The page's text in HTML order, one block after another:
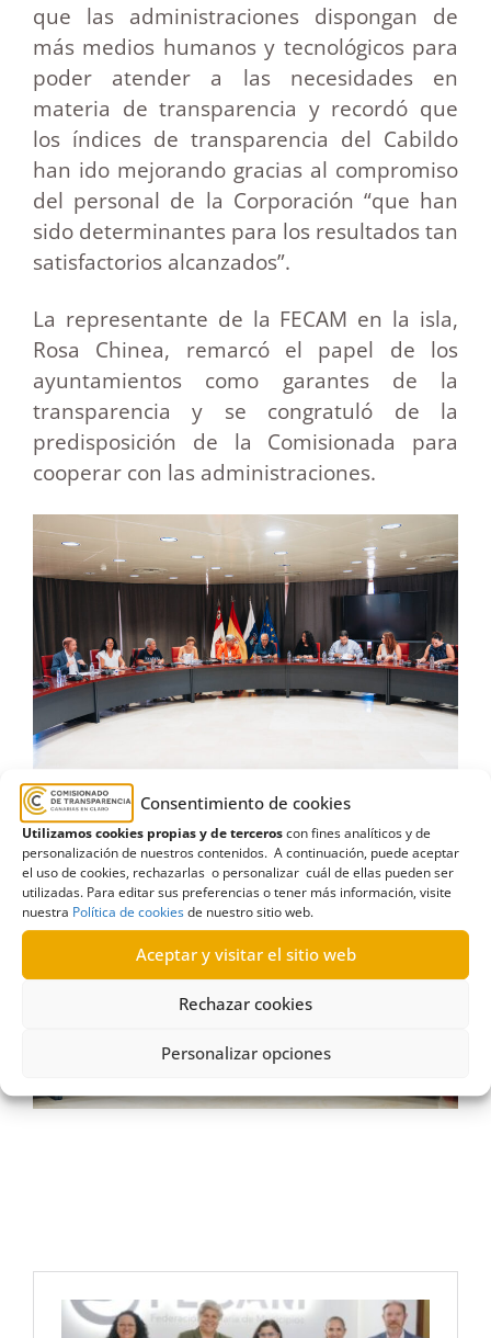
Consentimiento de cookies
Utilizamos cookies propias y de terceroscon fines analíticos y de
personalización de nuestros contenidos. A continuación, puede aceptar
el uso de cookies, rechazarlas o personalizar cuál de ellas pueden ser
utilizadas. Para editar sus preferencias o tener más información, visite
nuestra Política de cookiesde nuestro sitio web.
Aceptar y visitar el sitio web
Rechazar cookies
Personalizar opciones
que las administraciones dispongan de
más medios humanos y tecnológicos para
poder atender a las necesidades en
materia de transparencia y recordó que
los índices de transparencia del Cabildo
han ido mejorando gracias al compromiso
del personal de la Corporación “que han
sido determinantes para los resultados tan
satisfactorios alcanzados”.
La representante de la FECAM en la isla,
Rosa Chinea, remarcó el papel de los
ayuntamientos como garantes de la
transparencia y se congratuló de la
predisposición de la Comisionada para
cooperar con las administraciones.